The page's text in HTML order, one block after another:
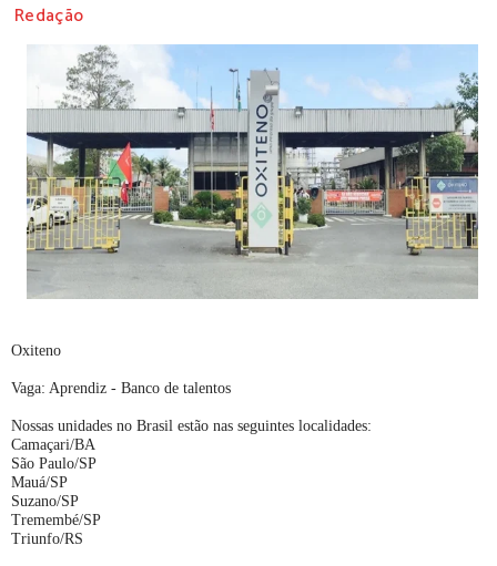
Redação
Oxiteno
Vaga: Aprendiz - Banco de talentos
Nossas unidades no Brasil estão nas seguintes localidades:
Camaçari/BA
São Paulo/SP
Mauá/SP
Suzano/SP
Tremembé/SP
Triunfo/RS